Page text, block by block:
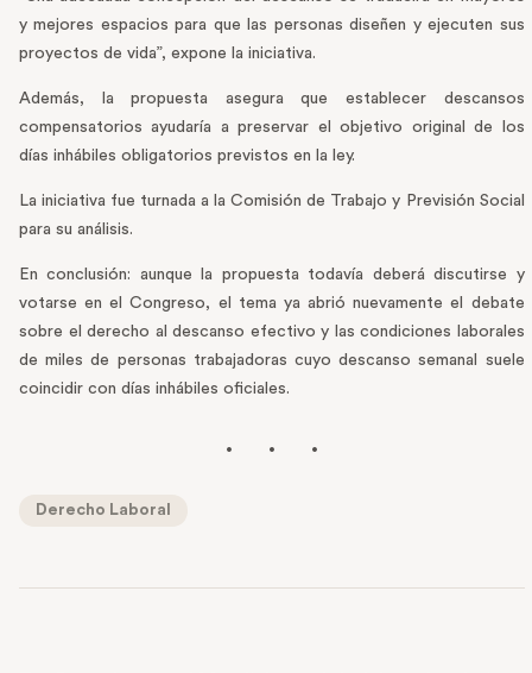
y mejores espacios para que las personas diseñen y ejecuten sus
proyectos de vida”, expone la iniciativa.
Además, la propuesta asegura que establecer descansos
compensatorios ayudaría a preservar el objetivo original de los
días inhábiles obligatorios previstos en la ley.
La iniciativa fue turnada a la Comisión de Trabajo y Previsión Social
para su análisis.
En conclusión: aunque la propuesta todavía deberá discutirse y
votarse en el Congreso, el tema ya abrió nuevamente el debate
sobre el derecho al descanso efectivo y las condiciones laborales
de miles de personas trabajadoras cuyo descanso semanal suele
coincidir con días inhábiles oficiales.
Derecho Laboral